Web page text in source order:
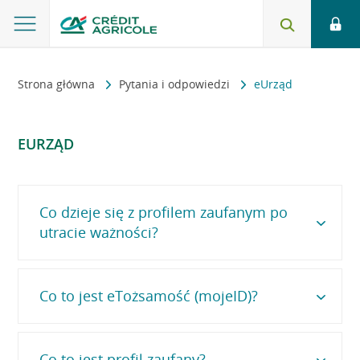
Strona główna Pytania i odpowiedzi eUrząd
EURZĄD
Co dzieje się z profilem zaufanym po
utracie ważności?
Po 3 latach od daty utworzenia, profil zaufany
dezaktywuje się. Możesz jednak przedłużyć jego
Co to jest eTożsamość (mojeID)?